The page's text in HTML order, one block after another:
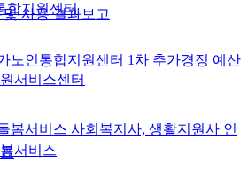
합지원센터
서비스센터
서비스
사용 결과보고
노인통합지원센터 1차 추가경정 예산
봄서비스 사회복지사, 생활지원사 인